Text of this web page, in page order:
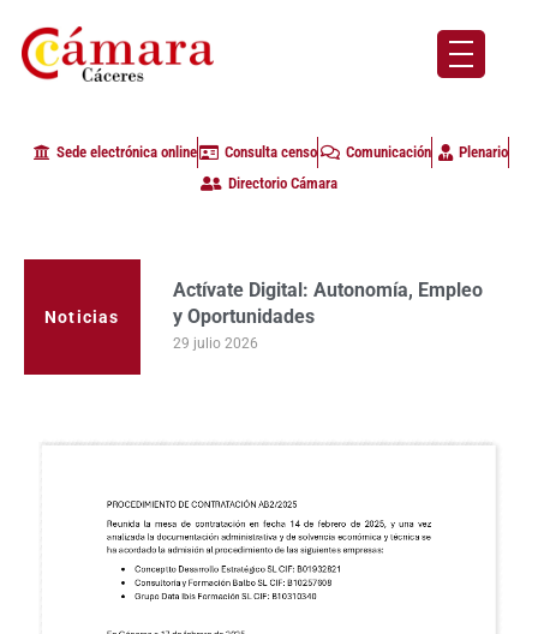
Sede electrónica online Consulta censo Comunicación
Plenario
Directorio Cámara
Noticias
Actívate Digital: Autonomía, Empleo
y Oportunidades
29 julio 2026